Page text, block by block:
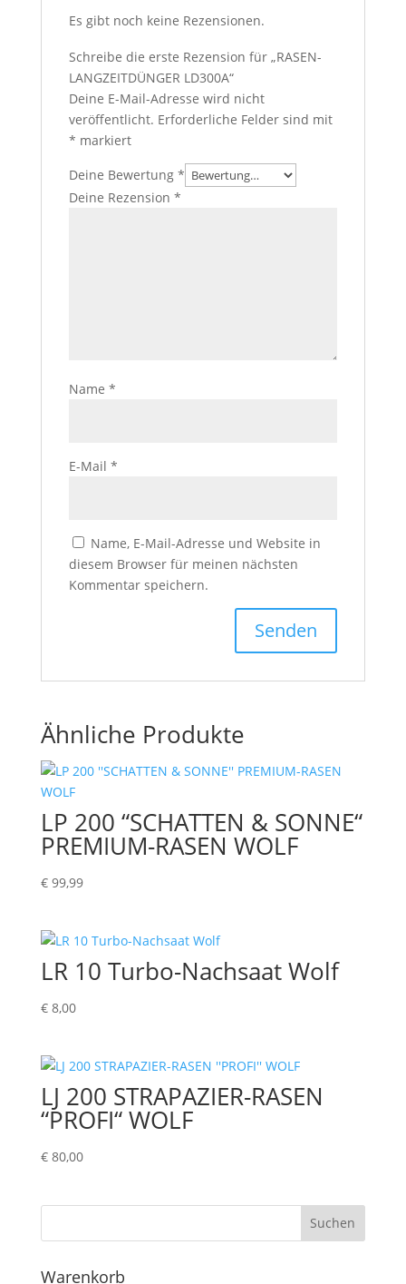
Es gibt noch keine Rezensionen.
Schreibe die erste Rezension für „RASEN-
LANGZEITDÜNGER LD300A“
Deine E-Mail-Adresse wird nicht
veröffentlicht. Erforderliche Felder sind mit
* markiert
Deine Bewertung *
Deine Rezension *
Name *
E-Mail *
Name, E-Mail-Adresse und Website in
diesem Browser für meinen nächsten
Kommentar speichern.
Ähnliche Produkte
LP 200 “SCHATTEN & SONNE“
PREMIUM-RASEN WOLF
€99,99
LR 10 Turbo-Nachsaat Wolf
€8,00
LJ 200 STRAPAZIER-RASEN
“PROFI“ WOLF
€80,00
Suchen
Warenkorb